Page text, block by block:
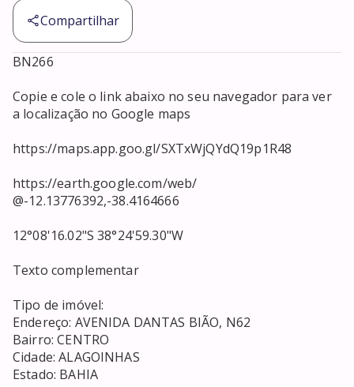
Compartilhar
BN266
Copie e cole o link abaixo no seu navegador para ver
a localização no Google maps
https://maps.app.goo.gl/SXTxWjQYdQ19p1R48
https://earth.google.com/web/
@-12.13776392,-38.4164666
12°08'16.02"S 38°24'59.30"W
Texto complementar
Tipo de imóvel:
Endereço: AVENIDA DANTAS BIÃO, N62
Bairro: CENTRO
Cidade: ALAGOINHAS
Estado: BAHIA